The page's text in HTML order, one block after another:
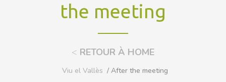
the meeting
< RETOUR À HOME
Viu el Vallès / After the meeting